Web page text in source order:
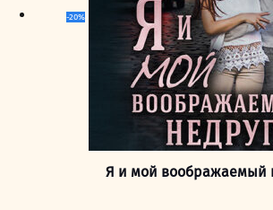
-20%
Я и мой воображаемый